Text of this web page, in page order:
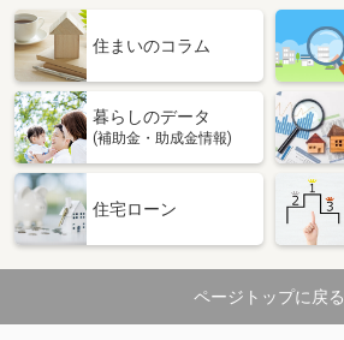
住まいのコラム
暮らしのデータ
(補助金・助成金情報)
住宅ローン
ページトップに戻る